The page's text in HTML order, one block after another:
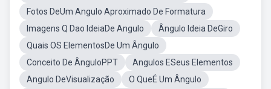
Fotos DeUm Angulo Aproximado De Formatura
Imagens Q Dao IdeiaDe Angulo
Ângulo Ideia DeGiro
Quais OS ElementosDe Um Ângulo
Conceito De ÂnguloPPT
Angulos ESeus Elementos
Angulo DeVisualização
O QueÉ Um Ângulo